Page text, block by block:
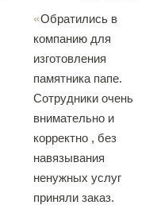
Обратились в
компанию для
изготовления
памятника папе.
Сотрудники очень
внимательно и
корректно , без
навязывания
ненужных услуг
приняли заказ.